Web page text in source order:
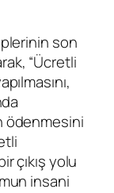
son
“Ücretli
ödenmesini
çıkış yolu
insani